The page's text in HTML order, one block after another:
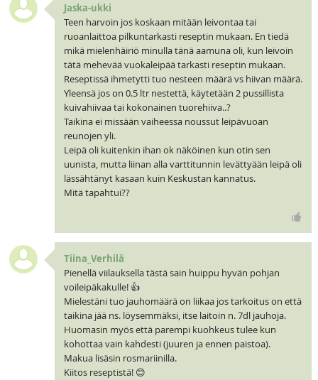
Jaska-ukki
Teen harvoin jos koskaan mitään leivontaa tai
ruoanlaittoa pilkuntarkasti reseptin mukaan. En tiedä
mikä mielenhäiriö minulla tänä aamuna oli, kun leivoin
tätä mehevää vuokaleipää tarkasti reseptin mukaan.
Reseptissä ihmetytti tuo nesteen määrä vs hiivan määrä.
Yleensä jos on 0.5 ltr nestettä, käytetään 2 pussillista
kuivahiivaa tai kokonainen tuorehiiva..?
Taikina ei missään vaiheessa noussut leipävuoan
reunojen yli.
Leipä oli kuitenkin ihan ok näköinen kun otin sen
uunista, mutta liinan alla varttitunnin levättyään leipä oli
lässähtänyt kasaan kuin Keskustan kannatus.
Mitä tapahtui??
Tiina_Verhilä
Pienellä viilauksella tästä sain huippu hyvän pohjan
voileipäkakulle! 👍
Mielestäni tuo jauhomäärä on liikaa jos tarkoitus on että
taikina jää ns. löysemmäksi, itse laitoin n. 7dl jauhoja.
Huomasin myös että parempi kuohkeus tulee kun
kohottaa vain kahdesti (juuren ja ennen paistoa).
Makua lisäsin rosmariinilla.
Kiitos reseptistä! 😊